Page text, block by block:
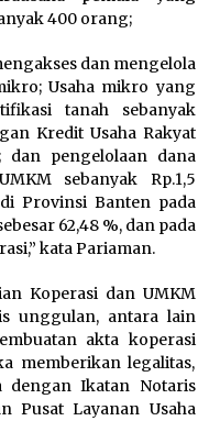
Memperkuat
Petugas, Lapas
Gelar Cek
dan Skrining TB
Dorong
Cipta Musik di Era
Pencatatan
Royalti
400 orang;
dan mengelola
Usaha mikro yang
tanah sebanyak
Kredit Usaha Rakyat
dan pengelolaan dana
sebanyak Rp.1,5
Provinsi Banten pada
62,48 %, dan pada
kata Pariaman.
Koperasi dan UMKM
unggulan, antara lain
akta koperasi
memberikan legalitas,
dengan Ikatan Notaris
Pusat Layanan Usaha